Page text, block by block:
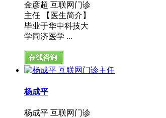
金彦超 互联网门诊
主任 【医生简介】
毕业于华中科技大
学同济医学 ...
杨成平
杨成平 互联网门诊